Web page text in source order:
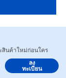
สินค้าใหม่ก่อนใคร
ลง
ทะเบียน